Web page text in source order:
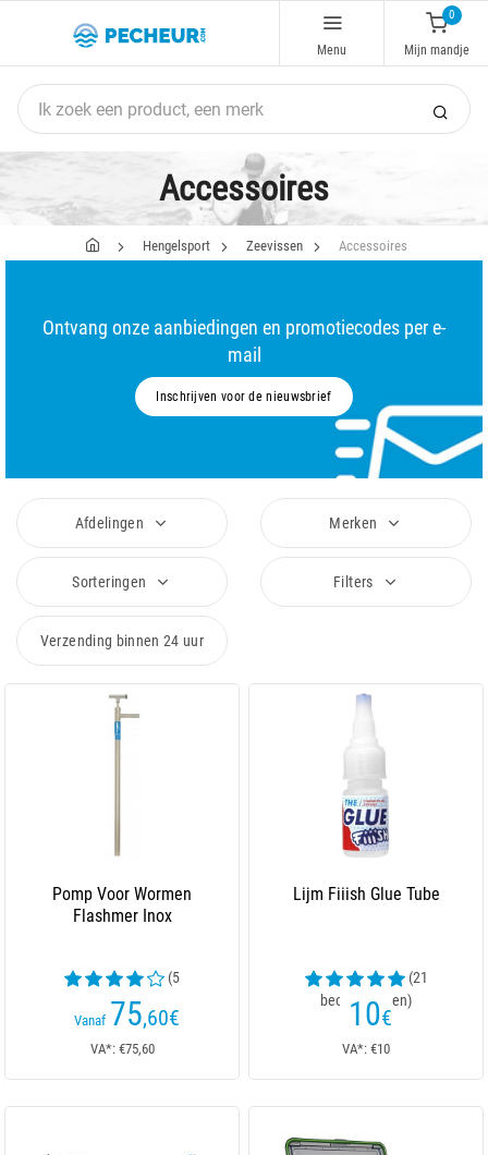
Menu
0
Mijn mandje
Accessoires
Hengelsport Zeevissen Accessoires
Ontvang onze aanbiedingen en promotiecodes per e-
mail
Inschrijven voor de nieuwsbrief
Afdelingen Merken
Sorteringen Filters
Verzending binnen 24 uur
Pomp Voor Wormen
Flashmer Inox
(5
beoordelingen)
Vanaf 75,60€
VA*: €75,60
Lijm Fiiish Glue Tube
(21
beoordelingen)
10€
VA*: €10